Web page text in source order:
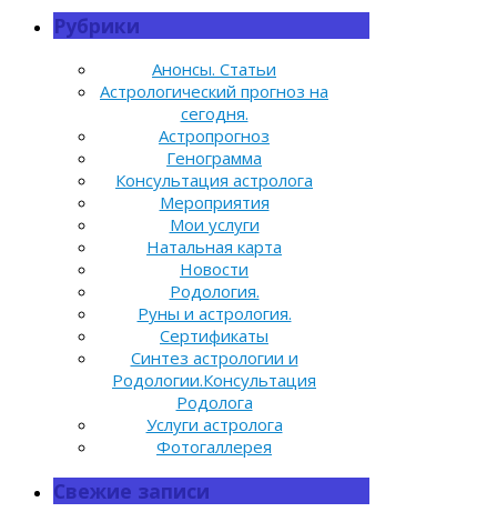
Рубрики
Анонсы. Статьи
Астрологический прогноз на
сегодня.
Астропрогноз
Генограмма
Консультация астролога
Мероприятия
Мои услуги
Натальная карта
Новости
Родология.
Руны и астрология.
Сертификаты
Синтез астрологии и
Родологии.Консультация
Родолога
Услуги астролога
Фотогаллерея
Свежие записи